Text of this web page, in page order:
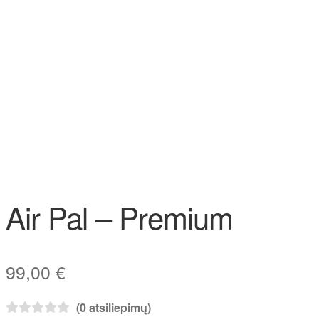
Air Pal – Premium
99,00 €
(0atsiliepimų)